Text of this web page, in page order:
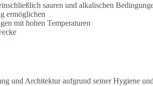
sauren und alkalischen
ermöglichen
mit hohen Temperaturen
und Architektur aufgrund seiner Hygiene